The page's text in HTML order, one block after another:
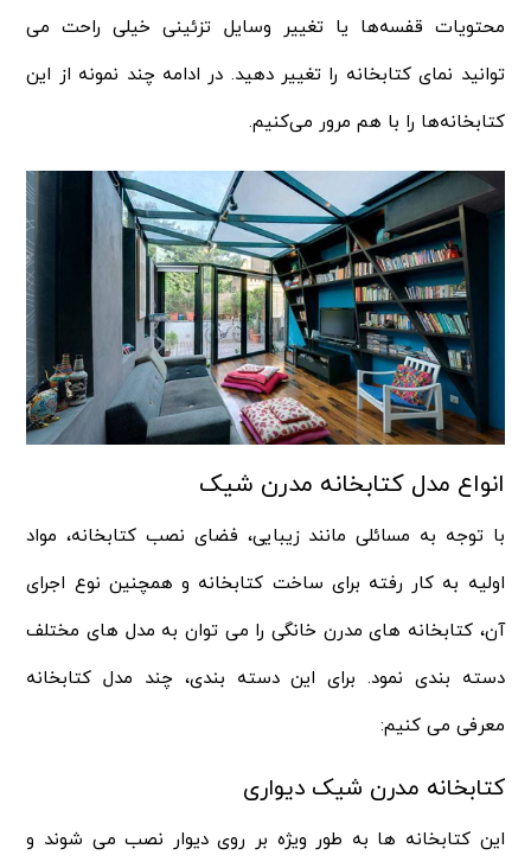
محتویات قفسه‌ها یا تغییر وسایل تزئینی خیلی راحت می‌
توانید نمای کتابخانه را تغییر دهید. در ادامه چند نمونه از این
کتابخانه‌ها را با هم مرور می‌کنیم.
انواع مدل کتابخانه مدرن شیک
با توجه به مسائلی مانند زیبایی، فضای نصب کتابخانه، مواد
اولیه به کار رفته برای ساخت کتابخانه و همچنین نوع اجرای
آن، کتابخانه های مدرن خانگی را می توان به مدل های مختلف
دسته بندی نمود. برای این دسته بندی، چند مدل کتابخانه
معرفی می کنیم:
کتابخانه مدرن شیک دیواری
این کتابخانه ها به طور ویژه بر روی دیوار نصب می شوند و